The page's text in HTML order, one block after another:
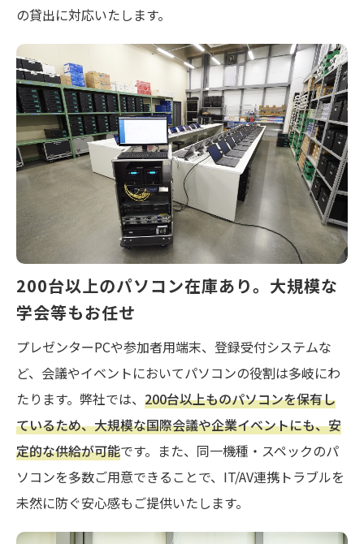
の貸出に対応いたします。
200台以上のパソコン在庫あり。大規模な
学会等もお任せ
プレゼンターPCや参加者用端末、登録受付システムな
ど、会議やイベントにおいてパソコンの役割は多岐にわ
たります。弊社では、 200台以上ものパソコンを保有し
ているため、大規模な国際会議や企業イベントにも、安
定的な供給が可能です。また、同一機種・スペックのパ
ソコンを多数ご用意できることで、IT/AV連携トラブルを
未然に防ぐ安心感もご提供いたします。